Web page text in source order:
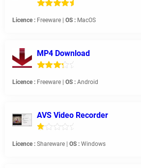
Licence : Freeware | OS : MacOS
MP4 Download
Licence : Freeware | OS : Android
AVS Video Recorder
Licence : Shareware | OS : Windows